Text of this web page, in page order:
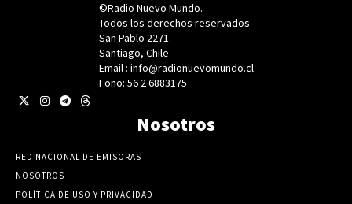
©Radio Nuevo Mundo.
Todos los derechos reservados
San Pablo 2271.
Santiago, Chile
Email : info@radionuevomundo.cl
Fono: 56 2 6883175
Nosotros
RED NACIONAL DE EMISORAS
NOSOTROS
POLÍTICA DE USO Y PRIVACIDAD